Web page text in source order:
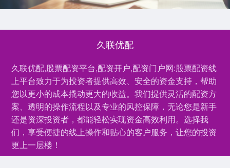
久联优配
久联优配,股票配资平台,配资开户,配资门户网:股票配资线
上平台致力于为投资者提供高效、安全的资金支持，帮助
您以更小的成本撬动更大的收益。我们提供灵活的配资方
案、透明的操作流程以及专业的风控保障，无论您是新手
还是资深投资者，都能轻松实现资金高效利用。选择我
们，享受便捷的线上操作和贴心的客户服务，让您的投资
更上一层楼！